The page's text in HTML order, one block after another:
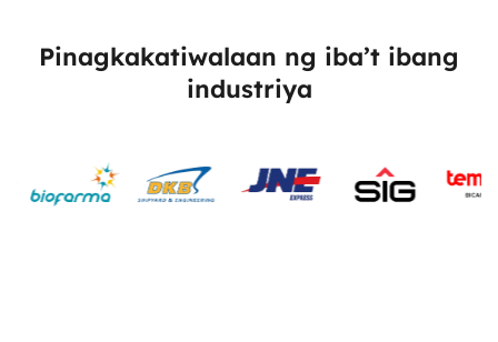
Pinagkakatiwalaan ng iba’t ibang
industriya